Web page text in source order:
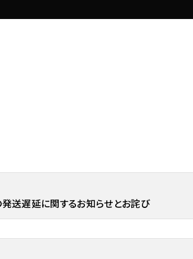
発送遅延に関するお知らせとお詫び